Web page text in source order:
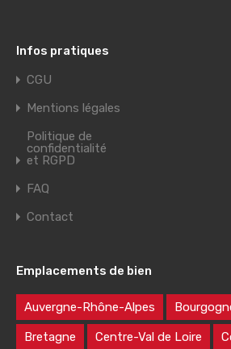
Infos pratiques
CGU
Mentions légales
Politique de
confidentialité
et RGPD
FAQ
Contact
Emplacements de bien
Auvergne-Rhône-Alpes
Bretagne Centre-Val de Loire